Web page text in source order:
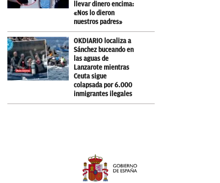
llevar dinero encima:
«Nos lo dieron
nuestros padres»
OKDIARIO localiza a
Sánchez buceando en
las aguas de
Lanzarote mientras
Ceuta sigue
colapsada por 6.000
inmigrantes ilegales